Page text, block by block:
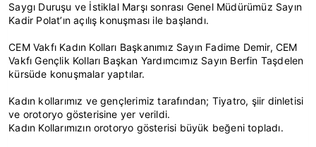
Saygı Duruşu ve İstiklal Marşı sonrası Genel Müdürümüz Sayın
Kadir Polat’ın açılış konuşması ile başlandı.
CEM Vakfı Kadın Kolları Başkanımız Sayın Fadime Demir, CEM
Vakfı Gençlik Kolları Başkan Yardımcımız Sayın Berfin Taşdelen
kürsüde konuşmalar yaptılar.
Kadın kollarımız ve gençlerimiz tarafından; Tiyatro, şiir dinletisi
ve orotoryo gösterisine yer verildi.
Kadın Kollarımızın orotoryo gösterisi büyük beğeni topladı.